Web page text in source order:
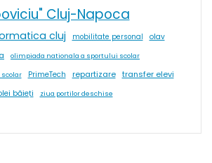
Cluj-Napoca
cluj mobilitate personal
olav
olimpiada nationala a sportului scolar
PrimeTech repartizare transfer elevi
băieți ziua portilor deschise